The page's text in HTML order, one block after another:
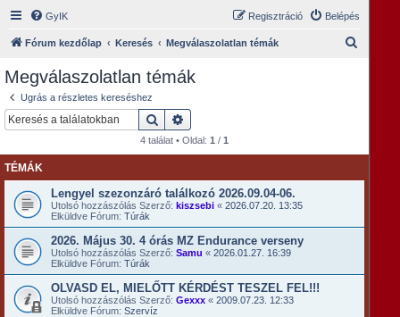
GyIK Belépés
Regisztráció
Fórum kezdőlap Keresés Megválaszolatlan témák
Megválaszolatlan témák
Ugrás a részletes kereséshez
Keresés
4 találat • Oldal:1 /1
TÉMÁK
Lengyel szezonzáró találkozó 2026.09.04-06.
Utolsó hozzászólás Szerző: kiszsebi « 2026.07.20. 13:35
Elküldve Fórum: Túrák
2026. Május 30. 4 órás MZ Endurance verseny
Utolsó hozzászólás Szerző: Samu « 2026.01.27. 16:39
Elküldve Fórum: Túrák
OLVASD EL, MIELŐTT KÉRDÉST TESZEL FEL!!!
Utolsó hozzászólás Szerző: Gexxx « 2009.07.23. 12:33
Elküldve Fórum: Szervíz